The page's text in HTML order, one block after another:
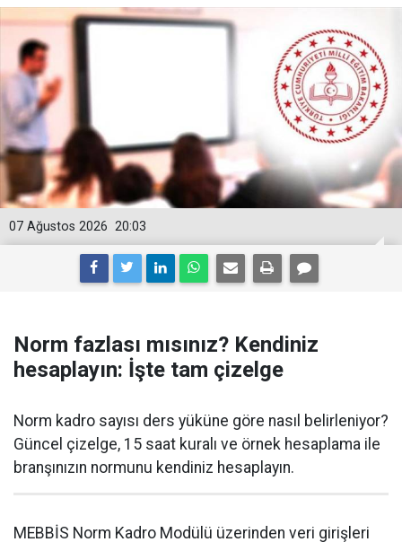
20:03
07 Ağustos 2026
Norm fazlası mısınız? Kendiniz
hesaplayın: İşte tam çizelge
Norm kadro sayısı ders yüküne göre nasıl belirleniyor?
Güncel çizelge, 15 saat kuralı ve örnek hesaplama ile
branşınızın normunu kendiniz hesaplayın.
MEBBİS Norm Kadro Modülü üzerinden veri girişleri